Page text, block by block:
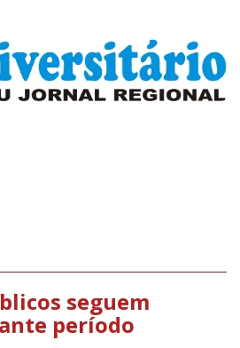
seguem
período